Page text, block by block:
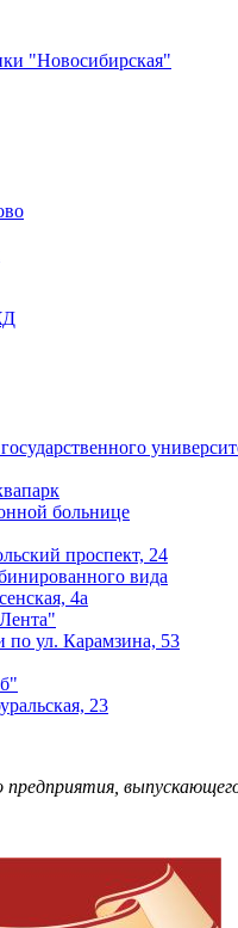
"Новосибирская"
больнице
проспект, 24
вида
4а
по ул. Карамзина, 53
23